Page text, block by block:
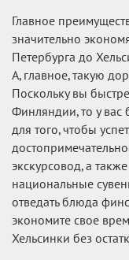
Главное
значительно
Петербурга до
А, главное, такую
Поскольку вы
Финляндии, то у вас
для того, чтобы
экскурсовод, а
национальные
отведать блюда
экономите свое
Хельсинки без